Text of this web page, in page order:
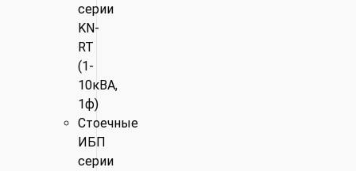
серии
KN-
RT
(1-
10кВА,
1ф)
Стоечные
ИБП
серии